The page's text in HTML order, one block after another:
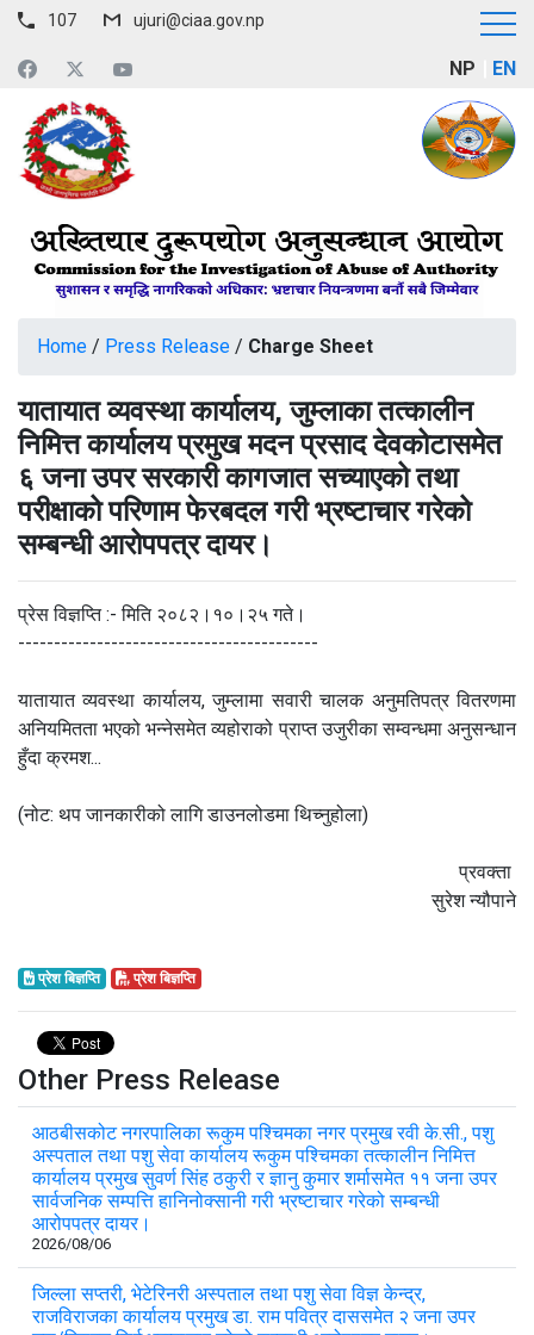
107 ujuri@ciaa.gov.np
NP EN
Home / Press Release / Charge Sheet
यातायात व्यवस्था कार्यालय, जुम्लाका तत्कालीन
निमित्त कार्यालय प्रमुख मदन प्रसाद देवकोटासमेत
६ जना उपर सरकारी कागजात सच्याएको तथा
परीक्षाको परिणाम फेरबदल गरी भ्रष्टाचार गरेको
सम्बन्धी आरोपपत्र दायर।
प्रेस विज्ञप्ति :- मिति २०८२।१०।२५ गते।
------------------------------------------
यातायात व्यवस्था कार्यालय, जुम्लामा सवारी चालक अनुमतिपत्र वितरणमा
अनियमितता भएको भन्नेसमेत व्यहोराको प्राप्त उजुरीका सम्वन्धमा अनुसन्धान
हुँदा क्रमश...
(नोट: थप जानकारीको लागि डाउनलोडमा थिच्नुहोला)
प्रवक्ता
सुरेश न्यौपाने
प्रेश बिज्ञप्ति प्रेश बिज्ञप्ति
Other Press Release
आठबीसकोट नगरपालिका रूकुम पश्चिमका नगर प्रमुख रवी के.सी., पशु
अस्पताल तथा पशु सेवा कार्यालय रूकुम पश्चिमका तत्कालीन निमित्त
कार्यालय प्रमुख सुवर्ण सिंह ठकुरी र ज्ञानु कुमार शर्मासमेत ११ जना उपर
सार्वजनिक सम्पत्ति हानिनोक्सानी गरी भ्रष्टाचार गरेको सम्बन्धी
आरोपपत्र दायर।
2026/08/06
जिल्ला सप्तरी, भेटेरिनरी अस्पताल तथा पशु सेवा विज्ञ केन्द्र,
राजविराजका कार्यालय प्रमुख डा. राम पवित्र दाससमेत २ जना उपर